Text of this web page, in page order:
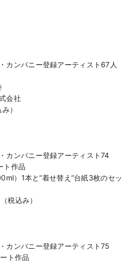
カンパニー登録アーティスト67人
会社
）
カンパニー登録アーティスト74
ト作品
）1本と“着せ替え”台紙3枚のセッ
税込み）
カンパニー登録アーティスト75
ト作品